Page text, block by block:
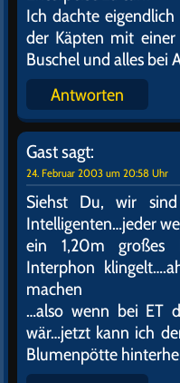
24. Februar 2003 um 17:48 Uhr
SEHR,SEHR
noch mal den NDR-
nicht sein, das wir
Antworten
Gastsagt:
24. Februar 2003 um 17:50 Uhr
Tja und ich seh
Pornovideo finde,
habe.Mal alte
Antworten
Gastsagt:
24. Februar 2003 um 19:17 Uhr